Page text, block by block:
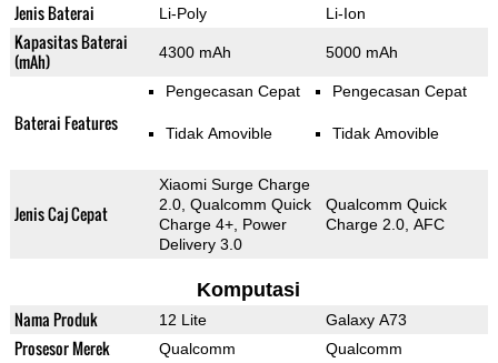
Jenis Baterai Li-Poly Li-Ion
Kapasitas Baterai
(mAh)
4300 mAh 5000 mAh
Baterai Features
Pengecasan Cepat
Tidak Amovible
Pengecasan Cepat
Tidak Amovible
Jenis Caj Cepat
Xiaomi Surge Charge
2.0, Qualcomm Quick
Charge 4+, Power
Delivery 3.0
Qualcomm Quick
Charge 2.0, AFC
Komputasi
Nama Produk 12 Lite Galaxy A73
Prosesor Merek Qualcomm Qualcomm